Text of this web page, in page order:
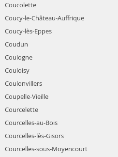
Coucolette
Coucy-le-Château-Auffrique
Coucy-lès-Eppes
Coudun
Coulogne
Couloisy
Coulonvillers
Coupelle-Vieille
Courcelette
Courcelles-au-Bois
Courcelles-lès-Gisors
Courcelles-sous-Moyencourt